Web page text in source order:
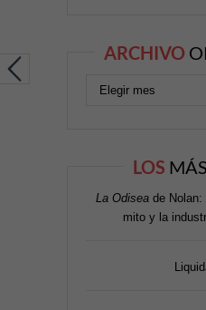
ARCHIVO
LOS
La Odisea de Nolan:
mito y la